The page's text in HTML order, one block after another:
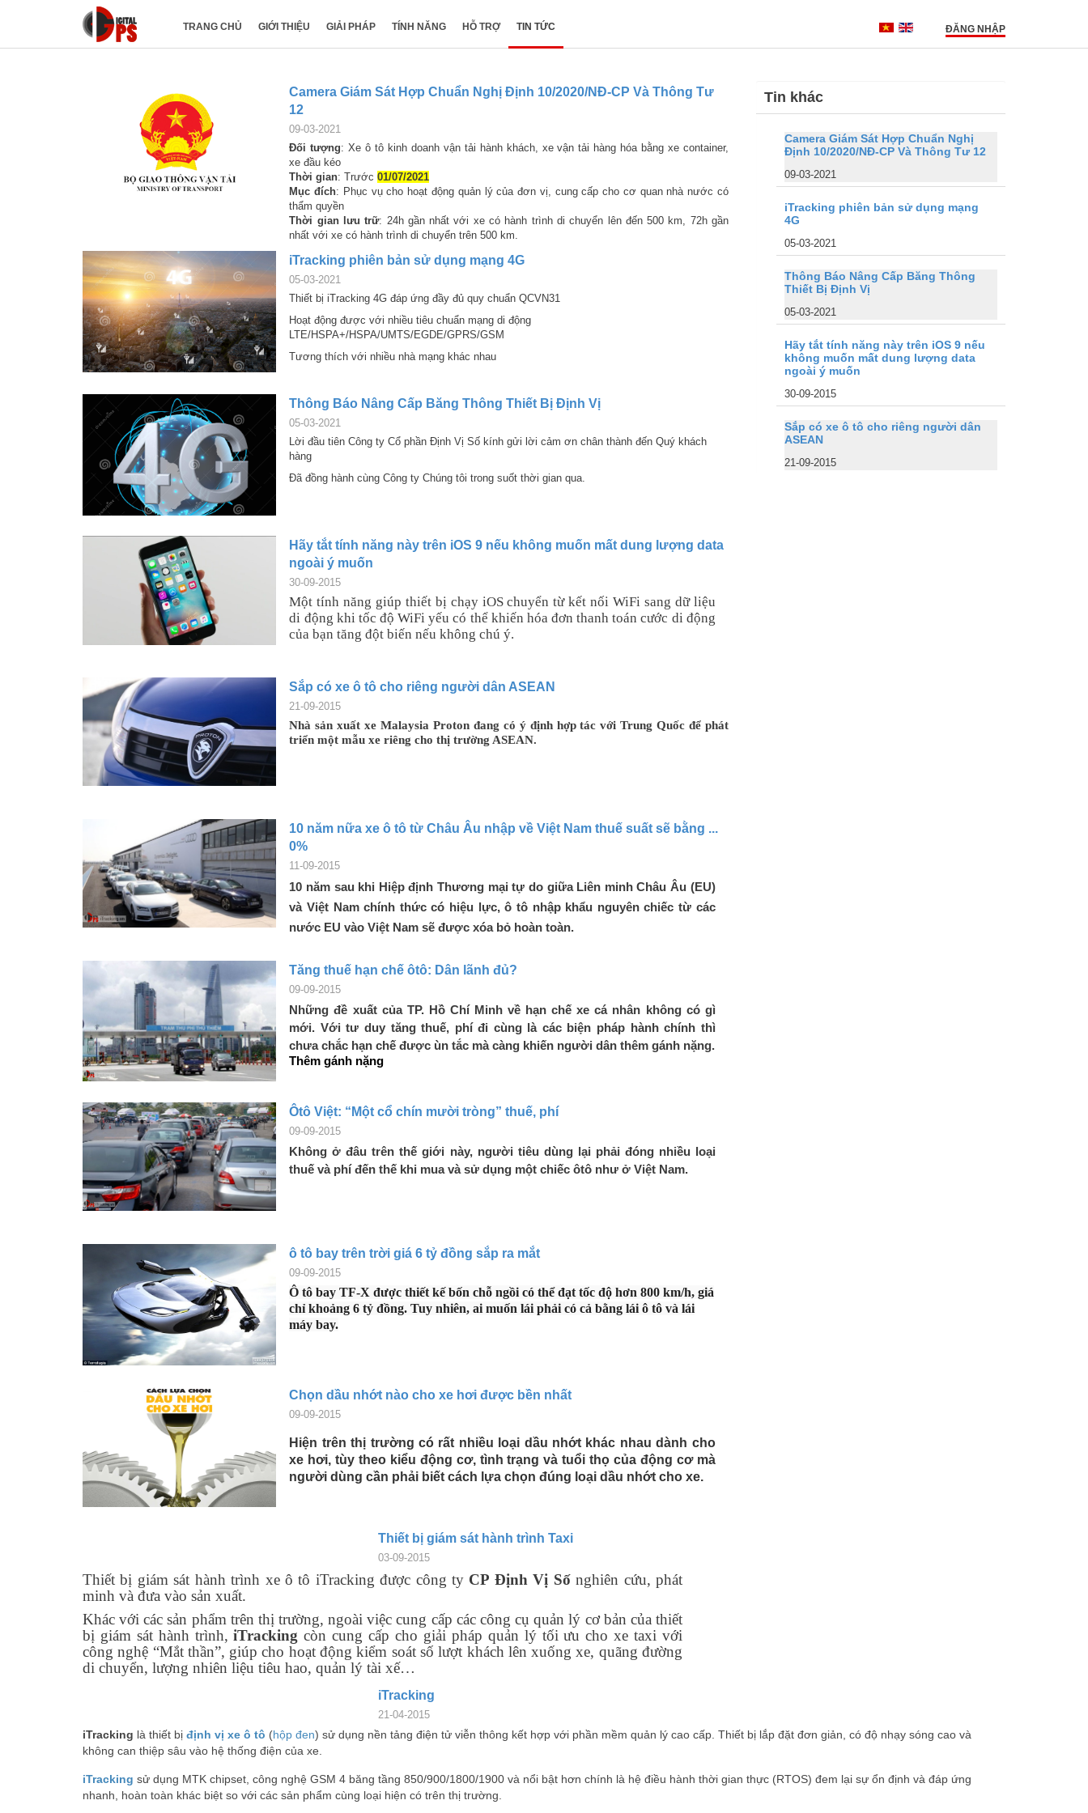
TRANG CHỦ GIỚI THIỆU GIẢI PHÁP TÍNH NĂNG HỖ TRỢ TIN TỨC ĐĂNG NHẬP
Camera Giám Sát Hợp Chuẩn Nghị Định 10/2020/NĐ-CP Và Thông Tư
12
09-03-2021
Đối tượng: Xe ô tô kinh doanh vận tải hành khách, xe vận tải hàng hóa bằng xe container,
xe đầu kéo
Thời gian: Trước01/07/2021
Mục đích: Phục vụ cho hoạt động quản lý của đơn vị, cung cấp cho cơ quan nhà nước có
thẩm quyền
Thời gian lưu trữ: 24h gần nhất với xe có hành trình di chuyển lên đến 500 km, 72h gần
nhất với xe có hành trình di chuyển trên 500 km.
iTracking phiên bản sử dụng mạng 4G
05-03-2021
Thiết bị iTracking 4G đáp ứng đầy đủ quy chuẩn QCVN31
Hoạt động được với nhiều tiêu chuẩn mạng di động
LTE/HSPA+/HSPA/UMTS/EGDE/GPRS/GSM
Tương thích với nhiều nhà mạng khác nhau
Thông Báo Nâng Cấp Băng Thông Thiết Bị Định Vị
05-03-2021
Lời đầu tiên Công ty Cổ phần Định Vị Số kính gửi lời cảm ơn chân thành đến Quý khách
hàng
Đã đồng hành cùng Công ty Chúng tôi trong suốt thời gian qua.
Hãy tắt tính năng này trên iOS 9 nếu không muốn mất dung lượng data
ngoài ý muốn
30-09-2015
Một tính năng giúp thiết bị chạy iOS chuyển từ kết nối WiFi sang dữ liệu
di động khi tốc độ WiFi yếu có thể khiến hóa đơn thanh toán cước di động
của bạn tăng đột biến nếu không chú ý.
Sắp có xe ô tô cho riêng người dân ASEAN
21-09-2015
Nhà sản xuất xe Malaysia Proton đang có ý định hợp tác với Trung Quốc để phát
triển một mẫu xe riêng cho thị trường ASEAN.
10 năm nữa xe ô tô từ Châu Âu nhập về Việt Nam thuế suất sẽ bằng ...
0%
11-09-2015
10 năm sau khi Hiệp định Thương mại tự do giữa Liên minh Châu Âu (EU)
và Việt Nam chính thức có hiệu lực, ô tô nhập khẩu nguyên chiếc từ các
nước EU vào Việt Nam sẽ được xóa bỏ hoàn toàn.
Tăng thuế hạn chế ôtô: Dân lãnh đủ?
09-09-2015
Những đề xuất của TP. Hồ Chí Minh về hạn chế xe cá nhân không có gì
mới. Với tư duy tăng thuế, phí đi cùng là các biện pháp hành chính thì
chưa chắc hạn chế được ùn tắc mà càng khiến người dân thêm gánh nặng.
Thêm gánh nặng
Ôtô Việt: “Một cổ chín mười tròng” thuế, phí
09-09-2015
Không ở đâu trên thế giới này, người tiêu dùng lại phải đóng nhiều loại
thuế và phí đến thế khi mua và sử dụng một chiếc ôtô như ở Việt Nam.
ô tô bay trên trời giá 6 tỷ đồng sắp ra mắt
09-09-2015
Ô tô bay TF-X được thiết kế bốn chỗ ngồi có thể đạt tốc độ hơn 800 km/h, giá
chỉ khoảng 6 tỷ đồng. Tuy nhiên, ai muốn lái phải có cả bằng lái ô tô và lái
máy bay.
Chọn dầu nhớt nào cho xe hơi được bền nhất
09-09-2015
Hiện trên thị trường có rất nhiều loại dầu nhớt khác nhau dành cho
xe hơi,tùy theo kiểu động cơ, tình trạng và tuổi thọ của động cơ mà
người dùngcần phải biết cách lựa chọn đúng loại dầu nhớt cho xe.
Thiết bị giám sát hành trình Taxi
03-09-2015
Thiết bị giám sát hành trình xe ô tô iTracking được công ty CP Định Vị Sốnghiên cứu, phát
minh và đưa vào sản xuất.
Khác với các sản phẩm trên thị trường, ngoài việc cung cấp các công cụ quản lý cơ bản của thiết
bị giám sát hành trình,iTracking còn cung cấp cho giải pháp quản lý tối ưu cho xe taxi với
công nghệ “Mắt thần”, giúp cho hoạt động kiểm soát số lượt khách lên xuống xe, quãng đường
di chuyển, lượng nhiên liệu tiêu hao, quản lý tài xế…
iTracking
21-04-2015
iTracking là thiết bị định vị xe ô tô (hộp đen) sử dụng nền tảng điện tử viễn thông kết hợp với phần mềm quản lý cao cấp. Thiết bị lắp đặt đơn giản, có độ nhạy sóng cao và
không can thiệp sâu vào hệ thống điện của xe.
iTracking sử dụng MTK chipset, công nghệ GSM 4 băng tầng 850/900/1800/1900 và nổi bật hơn chính là hệ điều hành thời gian thực (RTOS) đem lại sự ổn định và đáp ứng
nhanh, hoàn toàn khác biệt so với các sản phẩm cùng loại hiện có trên thị trường.
Tin khác
Camera Giám Sát Hợp Chuẩn Nghị
Định 10/2020/NĐ-CP Và Thông Tư 12
09-03-2021
iTracking phiên bản sử dụng mạng
4G
05-03-2021
Thông Báo Nâng Cấp Băng Thông
Thiết Bị Định Vị
05-03-2021
Hãy tắt tính năng này trên iOS 9 nếu
không muốn mất dung lượng data
ngoài ý muốn
30-09-2015
Sắp có xe ô tô cho riêng người dân
ASEAN
21-09-2015